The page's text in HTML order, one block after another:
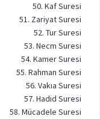
50. Kaf Suresi
51. Zariyat Suresi
52. Tur Suresi
53. Necm Suresi
54. Kamer Suresi
55. Rahman Suresi
56. Vakıa Suresi
57. Hadid Suresi
58. Mücadele Suresi